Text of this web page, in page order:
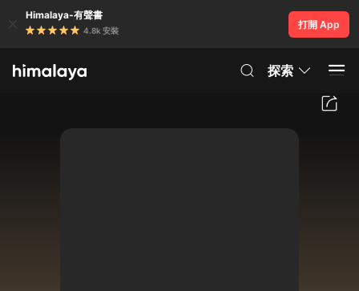
Himalaya-有聲書
4.8k 安裝
打開 App
探索